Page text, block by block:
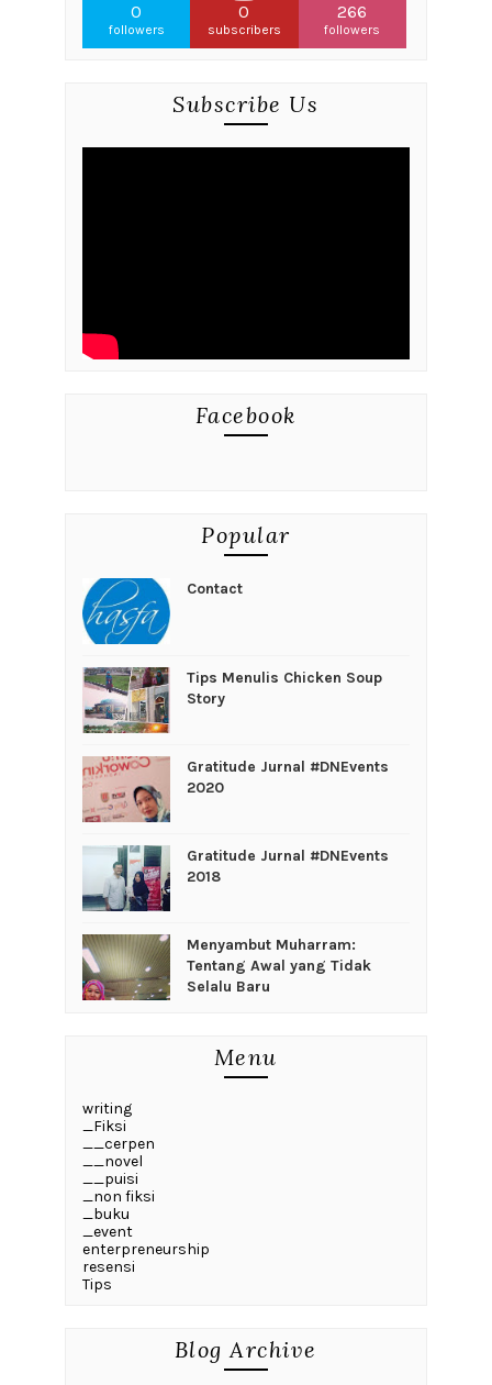
0
followers
0
subscribers
266
followers
Subscribe Us
Facebook
Popular
Contact
Tips Menulis Chicken Soup
Story
Gratitude Jurnal #DNEvents
2020
Gratitude Jurnal #DNEvents
2018
Menyambut Muharram:
Tentang Awal yang Tidak
Selalu Baru
Menu
writing
_Fiksi
__cerpen
__novel
__puisi
_non fiksi
_buku
_event
enterpreneurship
resensi
Tips
Blog Archive